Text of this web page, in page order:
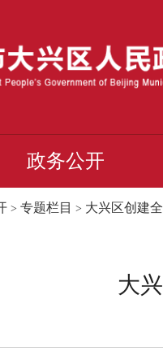
政务公开
> 专题栏目 > 大兴区创建
大